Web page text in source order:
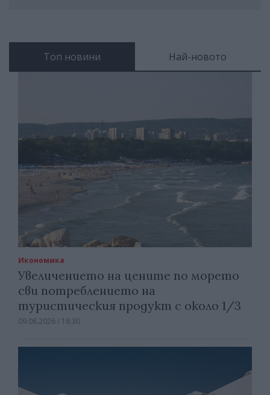
Топ новини Най-новото
Икономика
Увеличението на цените по морето
сви потреблението на
туристическия продукт с около 1/3
09.08.2026 / 18:30